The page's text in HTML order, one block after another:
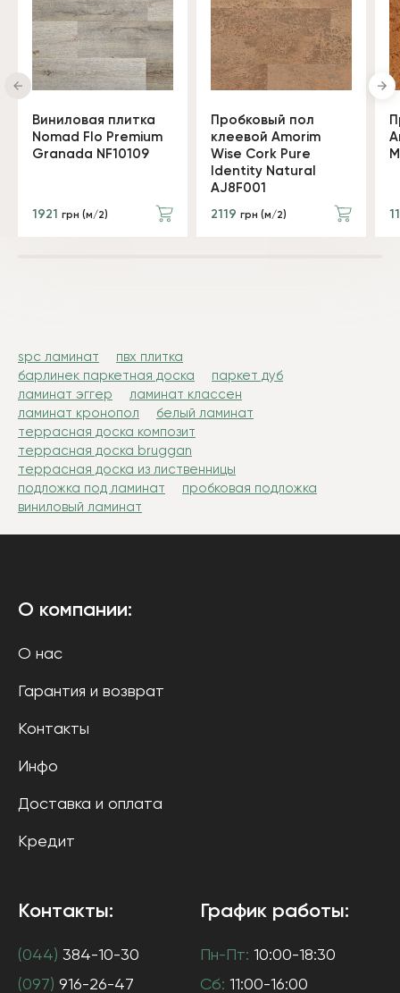
Виниловая плитка
Nomad Flo Premium
Granada NF10109
1921 грн (м/2)
Пробковый пол
клеевой Amorim
Wise Cork Pure
Identity Natural
AJ8F001
2119 грн (м/2)
spc ламинат
пвх плитка
барлинек паркетная доска
паркет дуб
ламинат эггер
ламинат классен
ламинат кронопол
белый ламинат
террасная доска композит
террасная доска bruggan
террасная доска из лиственницы
подложка под ламинат
пробковая подложка
виниловый ламинат
О компании:
О нас
Гарантия и возврат
Контакты
Инфо
Доставка и оплата
Кредит
Контакты:
(044) 384-10-30
(097) 916-26-47
График работы:
Пн-Пт: 10:00-18:30
Сб: 11:00-16:00